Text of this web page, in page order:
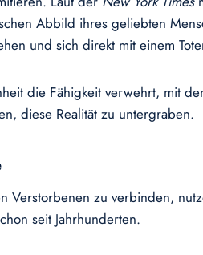
Abbild ihres geliebten
und sich direkt mit einem
die Fähigkeit verwehrt, mit
diese Realität zu untergraben.
Verstorbenen zu verbinden,
seit Jahrhunderten.